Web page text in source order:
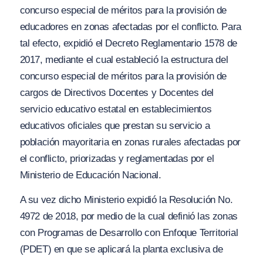
concurso especial de méritos para la provisión de
educadores en zonas afectadas por el conflicto. Para
tal efecto, expidió el Decreto Reglamentario 1578 de
2017, mediante el cual estableció la estructura del
concurso especial de méritos para la provisión de
cargos de Directivos Docentes y Docentes del
servicio educativo estatal en establecimientos
educativos oficiales que prestan su servicio a
población mayoritaria en zonas rurales afectadas por
el conflicto, priorizadas y reglamentadas por el
Ministerio de Educación Nacional.
A su vez dicho Ministerio expidió la Resolución No.
4972 de 2018, por medio de la cual definió las zonas
con Programas de Desarrollo con Enfoque Territorial
(PDET) en que se aplicará la planta exclusiva de